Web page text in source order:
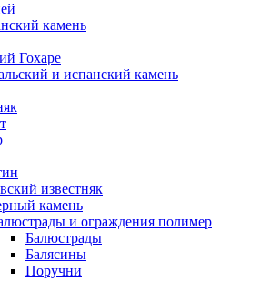
камень
Гохаре
и испанский камень
известняк
камень
и ограждения полимер
Балюстрады
Балясины
Поручни